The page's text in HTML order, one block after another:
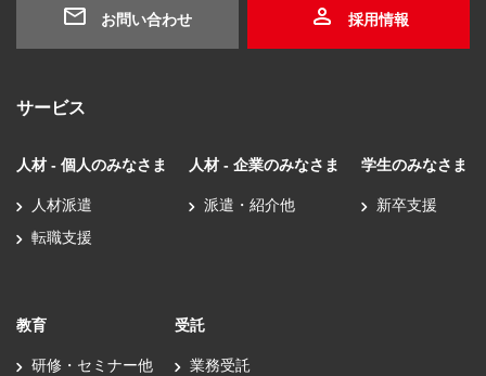
お問い合わせ 採用情報
サービス
人材 - 個人のみなさま
人材派遣
転職支援
人材 - 企業のみなさま
派遣・紹介他
学生のみなさま
新卒支援
教育
研修・セミナー他
受託
業務受託